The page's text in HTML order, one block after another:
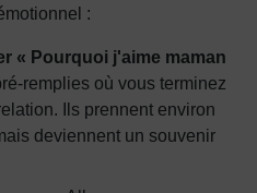
:
« Pourquoi j'aime maman
remplies où vous terminez
Ils prennent environ
deviennent un souvenir